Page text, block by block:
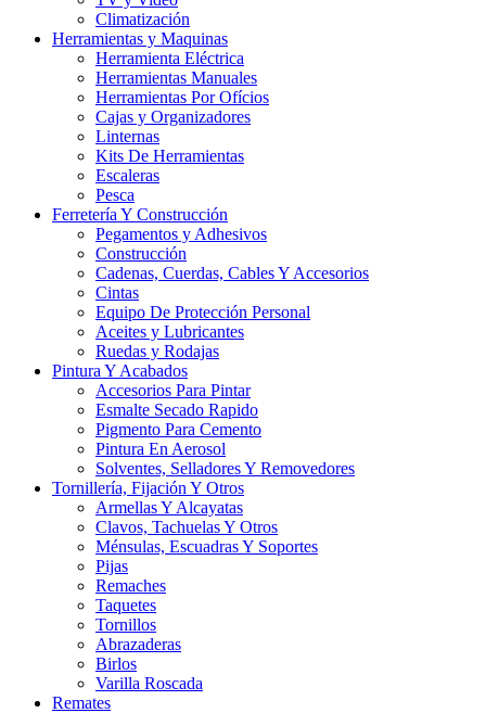
Climatización
Herramientas y Maquinas
Herramienta Eléctrica
Herramientas Manuales
Herramientas Por Ofícios
Cajas y Organizadores
Linternas
Kits De Herramientas
Escaleras
Pesca
Ferretería Y Construcción
Pegamentos y Adhesivos
Construcción
Cadenas, Cuerdas, Cables Y Accesorios
Cintas
Equipo De Protección Personal
Aceites y Lubricantes
Ruedas y Rodajas
Pintura Y Acabados
Accesorios Para Pintar
Esmalte Secado Rapido
Pigmento Para Cemento
Pintura En Aerosol
Solventes, Selladores Y Removedores
Tornillería, Fijación Y Otros
Armellas Y Alcayatas
Clavos, Tachuelas Y Otros
Ménsulas, Escuadras Y Soportes
Pijas
Remaches
Taquetes
Tornillos
Abrazaderas
Birlos
Varilla Roscada
Remates